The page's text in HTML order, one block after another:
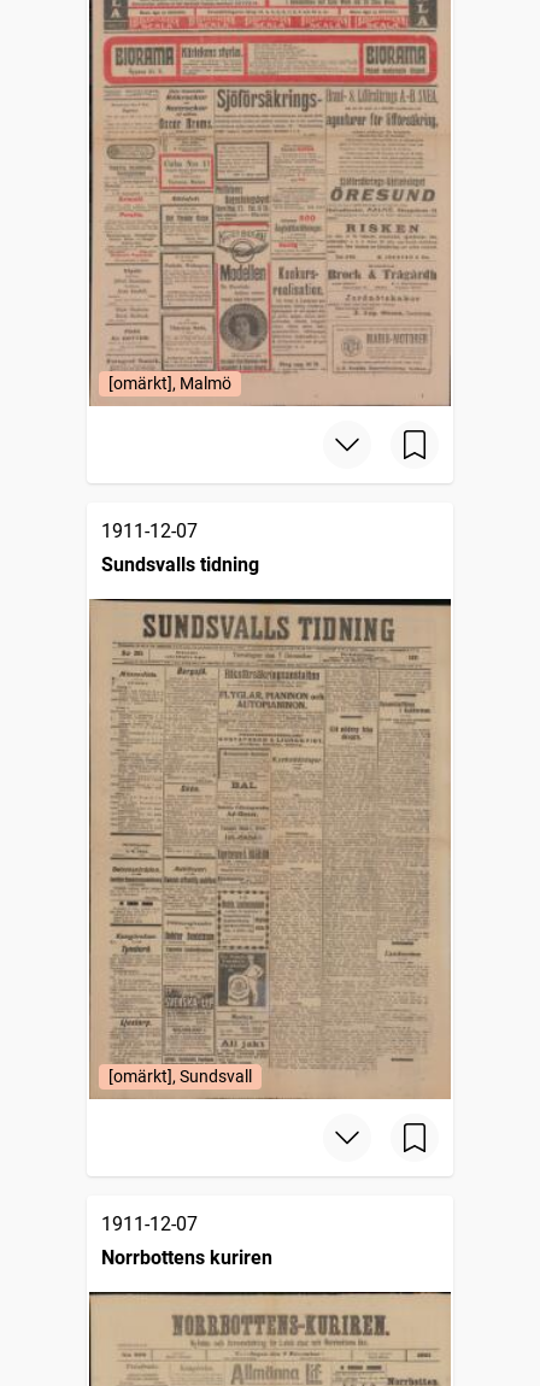
[omärkt], Malmö
1911-12-07
Sundsvalls tidning
[omärkt], Sundsvall
1911-12-07
Norrbottens kuriren